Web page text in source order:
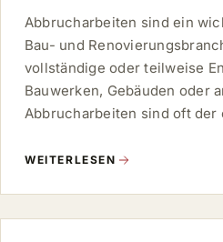
Abbrucharbeiten sind ein
Bau- und
vollständige oder teilweise
Bauwerken, Gebäuden oder
Abbrucharbeiten sind oft der
WEITERLESEN